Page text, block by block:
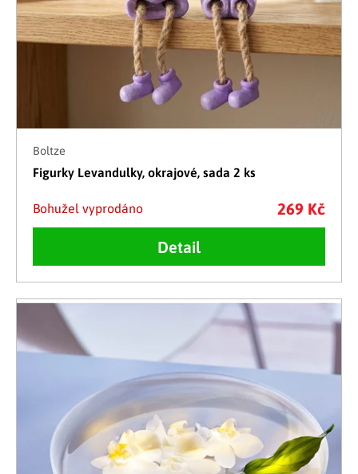
Boltze
Figurky Levandulky, okrajové, sada 2 ks
Bohužel vyprodáno 269 Kč
Detail